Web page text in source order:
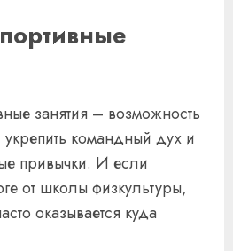
занятия – возможность
командный дух и
привычки. И если
от школы физкультуры,
оказывается куда